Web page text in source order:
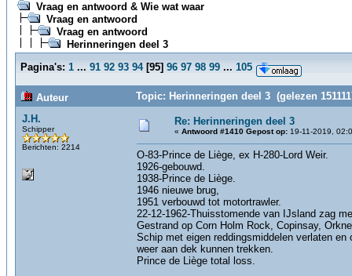
Vraag en antwoord & Wie wat waar
Vraag en antwoord
Vraag en antwoord
Herinneringen deel 3
Pagina's: 1 ... 91 92 93 94[95] 96 97 98 99 ... 105
Auteur
Topic: Herinneringen deel 3 (gelezen
J.H.
Schipper
Berichten: 2214
Re: Herinneringen deel 3
« Antwoord #1410 Gepost op: 19-11-2019,
O-83-Prince de Liège, ex H-280-Lord Weir.
1926-gebouwd.
1938-Prince de Liège.
1946 nieuwe brug,
1951 verbouwd tot motortrawler.
22-12-1962-Thuisstomende van IJsland zag
Gestrand op Corn Holm Rock, Copinsay,
Schip met eigen reddingsmiddelen verlaten
weer aan dek kunnen trekken.
Prince de Liège total loss.